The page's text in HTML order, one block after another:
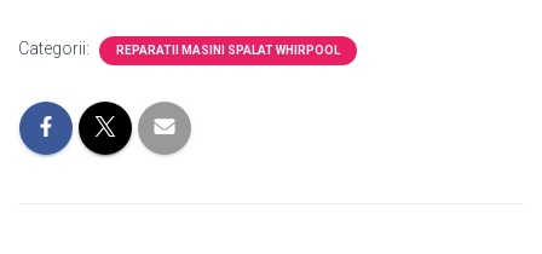
Categorii: REPARATII MASINI SPALAT WHIRPOOL